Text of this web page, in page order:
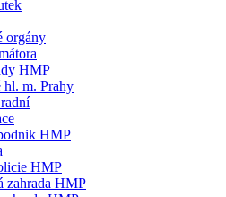
orgány
HMP
hl. m. Prahy
HMP
HMP
zahrada HMP